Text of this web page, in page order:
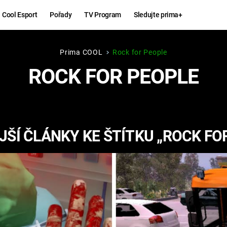
Cool Esport Pořady TV Program Sledujte prima+
Hry
KINGDOM
COME:
DELIVERANCE
ESPORT
Zábava
CHUCK
NORRIS
Prima COOL Rock for People
ROCK FOR PEOPLE
ČLÁNKY KE ŠTÍTKU „ROCK